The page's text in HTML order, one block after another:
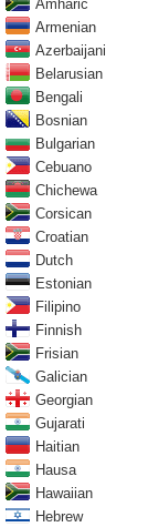
Amharic
Armenian
Azerbaijani
Belarusian
Bengali
Bosnian
Bulgarian
Cebuano
Chichewa
Corsican
Croatian
Dutch
Estonian
Filipino
Finnish
Frisian
Galician
Georgian
Gujarati
Haitian
Hausa
Hawaiian
Hebrew